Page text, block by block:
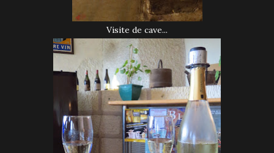
Visite de cave...